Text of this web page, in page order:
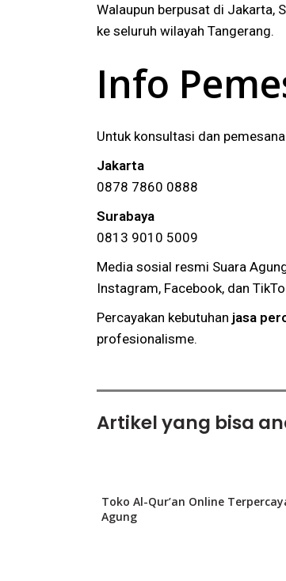
Walaupun berpusat di Jakarta,
ke seluruh wilayah Tangerang.
Info
Untuk konsultasi dan
Jakarta
0878 7860 0888
Surabaya
0813 9010 5009
Media sosial resmi Suara
Instagram, Facebook, dan
Percayakan kebutuhan jasa
profesionalisme.
Artikel yang bisa
Toko Al-Qur’an Online
Agung